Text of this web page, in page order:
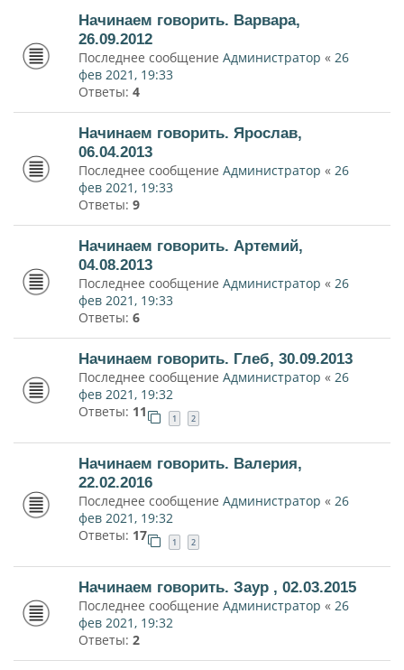
Начинаем говорить. Варвара,
26.09.2012
Последнее сообщение Администратор « 26
фев 2021, 19:33
Ответы: 4
Начинаем говорить. Ярослав,
06.04.2013
Последнее сообщение Администратор « 26
фев 2021, 19:33
Ответы: 9
Начинаем говорить. Артемий,
04.08.2013
Последнее сообщение Администратор « 26
фев 2021, 19:33
Ответы: 6
Начинаем говорить. Глеб, 30.09.2013
Последнее сообщение Администратор « 26
фев 2021, 19:32
Ответы: 11 1 2
Начинаем говорить. Валерия,
22.02.2016
Последнее сообщение Администратор « 26
фев 2021, 19:32
Ответы: 17 1 2
Начинаем говорить. Заур , 02.03.2015
Последнее сообщение Администратор « 26
фев 2021, 19:32
Ответы: 2